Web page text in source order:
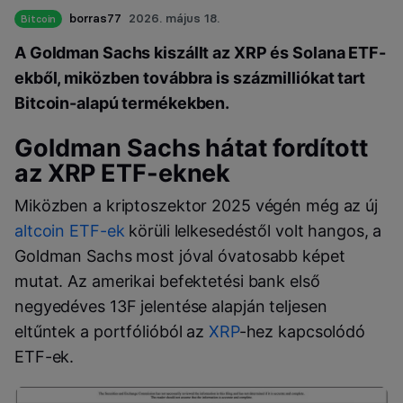
Bitcoin borras77 2026. május 18.
A Goldman Sachs kiszállt az XRP és Solana ETF-
ekből, miközben továbbra is százmilliókat tart
Bitcoin-alapú termékekben.
Goldman Sachs hátat fordított
az XRP ETF-eknek
Miközben a kriptoszektor 2025 végén még az új
altcoin ETF-ek körüli lelkesedéstől volt hangos, a
Goldman Sachs most jóval óvatosabb képet
mutat. Az amerikai befektetési bank első
negyedéves 13F jelentése alapján teljesen
eltűntek a portfólióból az XRP-hez kapcsolódó
ETF-ek.